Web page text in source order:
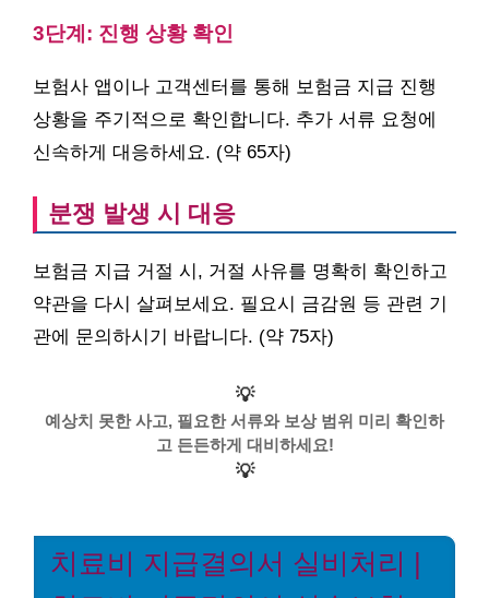
3단계: 진행 상황 확인
보험사 앱이나 고객센터를 통해 보험금 지급 진행
상황을 주기적으로 확인합니다. 추가 서류 요청에
신속하게 대응하세요. (약 65자)
분쟁 발생 시 대응
보험금 지급 거절 시, 거절 사유를 명확히 확인하고
약관을 다시 살펴보세요. 필요시 금감원 등 관련 기
관에 문의하시기 바랍니다. (약 75자)
💡
예상치 못한 사고, 필요한 서류와 보상 범위 미리 확인하
고 든든하게 대비하세요!
💡
치료비 지급결의서 실비처리 |